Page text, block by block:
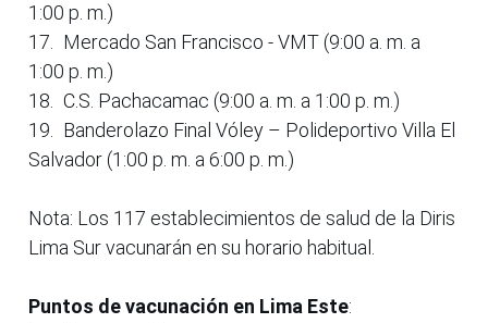
1:00 p. m.)
17. Mercado San Francisco - VMT (9:00 a. m. a
1:00 p. m.)
18. C.S. Pachacamac (9:00 a. m. a 1:00 p. m.)
19. Banderolazo Final Vóley – Polideportivo Villa El
Salvador (1:00 p. m. a 6:00 p. m.)
Nota: Los 117 establecimientos de salud de la Diris
Lima Sur vacunarán en su horario habitual.
Puntos de vacunación en Lima Este: